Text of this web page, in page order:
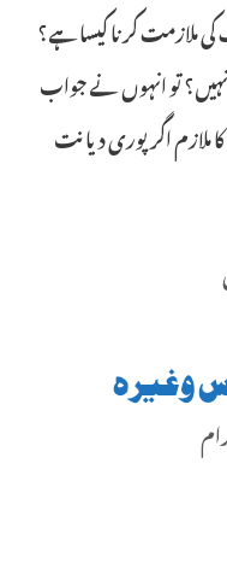
ملازمت کرنا کیسا ہے؟
نہیں؟ تو انہوں نے جواب
ملازم اگر پوری دیانت
وغیرہ